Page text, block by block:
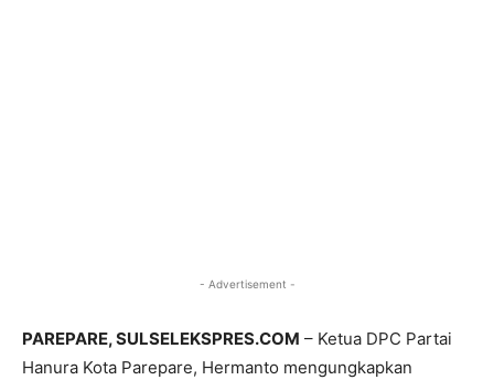
- Advertisement -
PAREPARE, SULSELEKSPRES.COM – Ketua DPC Partai
Hanura Kota Parepare, Hermanto mengungkapkan